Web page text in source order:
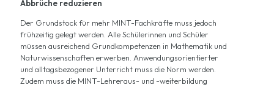
Abbrüche reduzieren
Der Grundstock für mehr MINT-Fachkräfte muss jedoch
frühzeitig gelegt werden. Alle Schülerinnen und Schüler
müssen ausreichend Grundkompetenzen in Mathematik und
Naturwissenschaften erwerben. Anwendungsorientierter
und alltagsbezogener Unterricht muss die Norm werden.
Zudem muss die MINT-Lehreraus- und -weiterbildung